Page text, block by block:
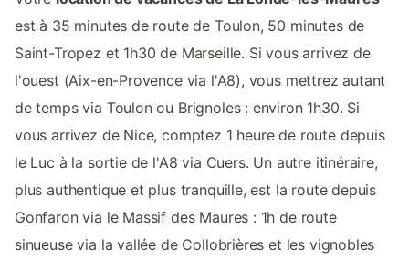
est à 35 minutes de route de Toulon, 50 minutes de
Saint-Tropez et 1h30 de Marseille. Si vous arrivez de
l'ouest (Aix-en-Provence via l'A8), vous mettrez autant
de temps via Toulon ou Brignoles : environ 1h30. Si
vous arrivez de Nice, comptez 1 heure de route depuis
le Luc à la sortie de l'A8 via Cuers. Un autre itinéraire,
plus authentique et plus tranquille, est la route depuis
Gonfaron via le Massif des Maures : 1h de route
sinueuse via la vallée de Collobrières et les vignobles